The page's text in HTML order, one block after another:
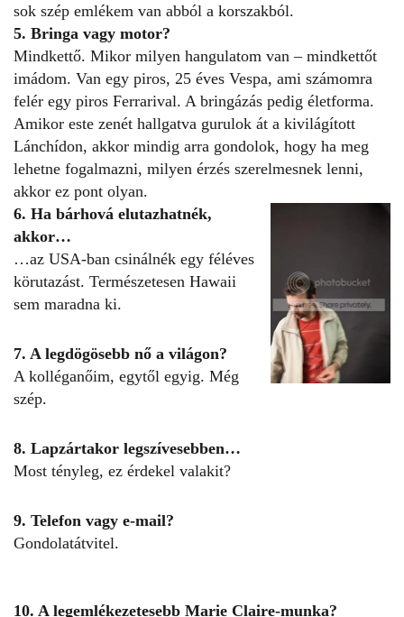
sok szép emlékem van abból a korszakból.
5. Bringa vagy motor?
Mindkettő. Mikor milyen hangulatom van – mindkettőt
imádom. Van egy piros, 25 éves Vespa, ami számomra
felér egy piros Ferrarival. A bringázás pedig életforma.
Amikor este zenét hallgatva gurulok át a kivilágított
Lánchídon, akkor mindig arra gondolok, hogy ha meg
lehetne fogalmazni, milyen érzés szerelmesnek lenni,
akkor ez pont olyan.
6. Ha bárhová elutazhatnék,
akkor…
…az USA-ban csinálnék egy féléves
körutazást. Természetesen Hawaii
sem maradna ki.
7. A legdögösebb nő a világon?
A kolléganőim, egytől egyig. Még
szép.
8. Lapzártakor legszívesebben…
Most tényleg, ez érdekel valakit?
9. Telefon vagy e-mail?
Gondolatátvitel.
10. A legemlékezetesebb Marie Claire-munka?